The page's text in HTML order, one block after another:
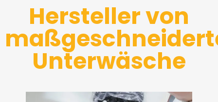
Hersteller von
Unterwäsche